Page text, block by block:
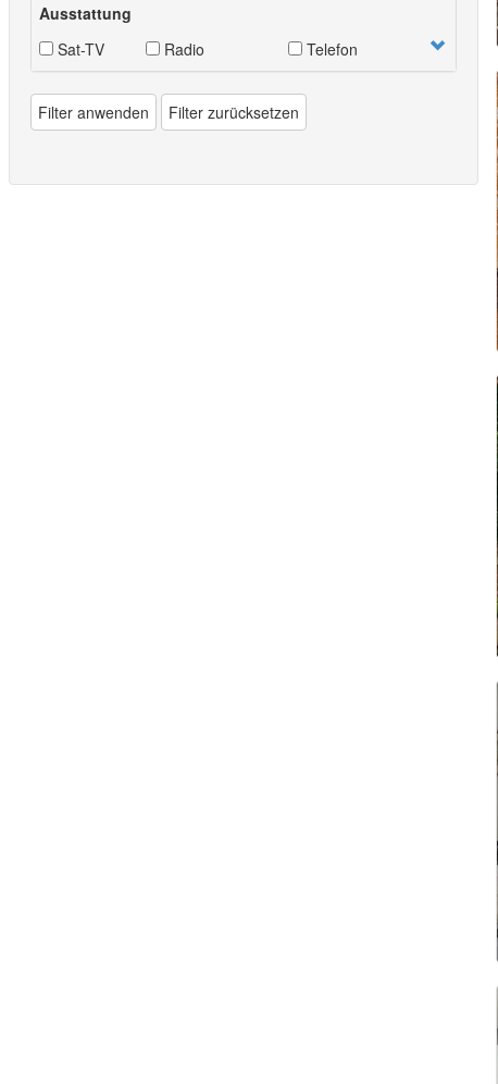
Ausstattung
Sat-TV
Radio Telefon
Filter anwenden Filter zurücksetzen